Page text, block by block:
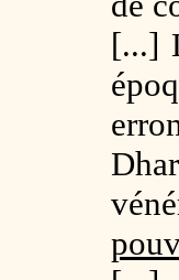
[...]